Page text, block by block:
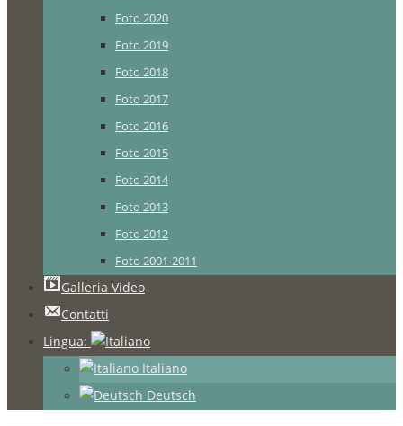
Foto 2020
Foto 2019
Foto 2018
Foto 2017
Foto 2016
Foto 2015
Foto 2014
Foto 2013
Foto 2012
Foto 2001-2011
Galleria Video
Contatti
Lingua:
Italiano
Deutsch